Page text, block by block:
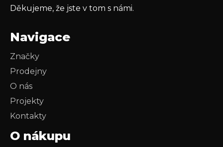
Děkujeme, že jste v tom s námi.
Navigace
Značky
Prodejny
O nás
Projekty
Kontakty
O nákupu